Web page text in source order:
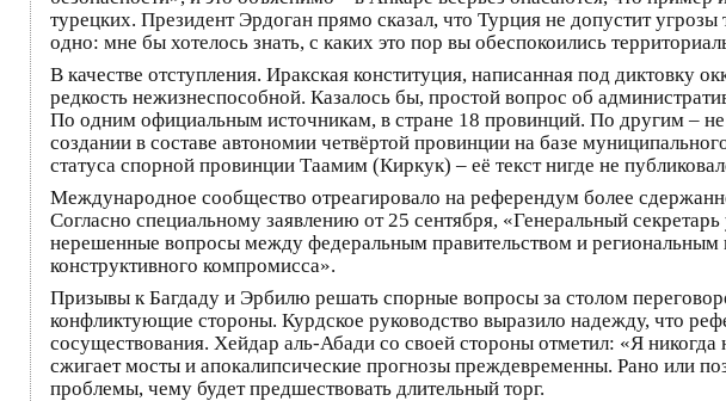
турецких. Президент Эрдоган прямо сказал, что Турция не допустит
одно: мне бы хотелось знать, с каких это пор вы обеспокоились
В качестве отступления. Иракская конституция, написанная под диктовку
редкость нежизнеспособной. Казалось бы, простой вопрос об
По одним официальным источникам, в стране 18 провинций. По другим –
создании в составе автономии четвёртой провинции на базе
статуса спорной провинции Таамим (Киркук) – её текст нигде не
Международное сообщество отреагировало на референдум более
Согласно специальному заявлению от 25 сентября, «Генеральный
нерешенные вопросы между федеральным правительством и
конструктивного компромисса».
Призывы к Багдаду и Эрбилю решать спорные вопросы за столом
конфликтующие стороны. Курдское руководство выразило надежду, что
сосуществования. Хейдар аль-Абади со своей стороны отметил: «Я
сжигает мосты и апокалипсические прогнозы преждевременны. Рано или
проблемы, чему будет предшествовать длительный торг.